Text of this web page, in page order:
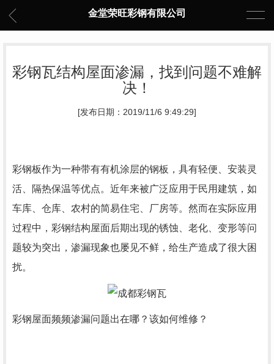
金堂荣旺彩钢有限公司
彩钢瓦结构屋面渗漏，找到问题不难解
决！
[发布日期：2019/11/6 9:49:29]
彩钢板作为一种带有有机涂层的钢板，具有轻便、安装灵
活、隔热保温等优点。近年来被广泛应用于民用建筑，如
车库、仓库、农村的简易住宅、厂房等。然而在实际应用
过程中，彩钢结构屋面后期出现的锈蚀、老化、变形等问
题较为突出，渗漏现象也屡见不鲜，给生产造成了很大困
扰。
彩钢屋面频频渗漏问题出在哪？该如何维修？